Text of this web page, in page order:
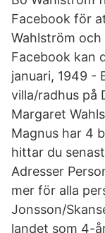
Facebook för
Wahlström och
Facebook kan
januari, 1949 -
villa/radhus på
Margaret
Magnus har 4
hittar du
Adresser
mer för alla
Jonsson/
landet som 4-